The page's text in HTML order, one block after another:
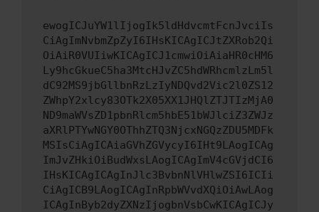
ewogICJuYW1lIjogIk5ldHdvcmtFcnJvciIs
CiAgImNvbmZpZyI6IHsKICAgICJtZXRob2Qi
OiAiR0VUIiwKICAgICJ1cmwiOiAiaHR0cHM6
Ly9hcGkueC5ha3MtcHJvZC5hdWRhcmlzLm5l
dC92MS9jbGllbnRzLzIyNDQvd2Vic2l0ZS12
ZWhpY2xlcy83OTk2X05XX1JHQlZTJTIzMjA0
ND9maWVsZD1pbnRlcm5hbE51bWJlciZ3ZWJz
aXRlPTYwNGY0OThhZTQ3NjcxNGQzZDU5MDFk
MSIsCiAgICAiaGVhZGVycyI6IHt9LAogICAg
ImJvZHkiOiBudWxsLAogICAgImV4cGVjdCI6
IHsKICAgICAgInJlc3BvbnNlVHlwZSI6ICIi
CiAgICB9LAogICAgInRpbWVvdXQiOiAwLAog
ICAgInByb2dyZXNzIjogbnVsbCwKICAgICJy